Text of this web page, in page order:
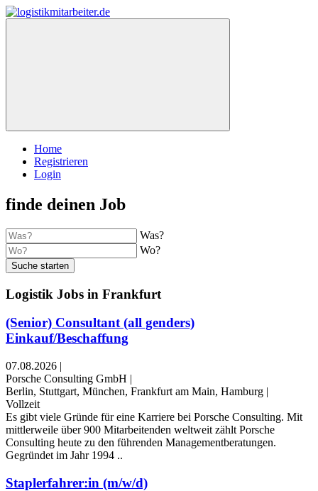
Home
Registrieren
Login
finde deinen Job
Was?
Wo?
Suche starten
Logistik Jobs in Frankfurt
(Senior) Consultant (all genders)
Einkauf/Beschaffung
07.08.2026 |
Porsche Consulting GmbH |
Berlin, Stuttgart, München, Frankfurt am Main, Hamburg |
Vollzeit
Es gibt viele Gründe für eine Karriere bei Porsche Consulting. Mit
mittlerweile über 900 Mitarbeitenden weltweit zählt Porsche
Consulting heute zu den führenden Managementberatungen.
Gegründet im Jahr 1994 ..
Staplerfahrer:in (m/w/d)